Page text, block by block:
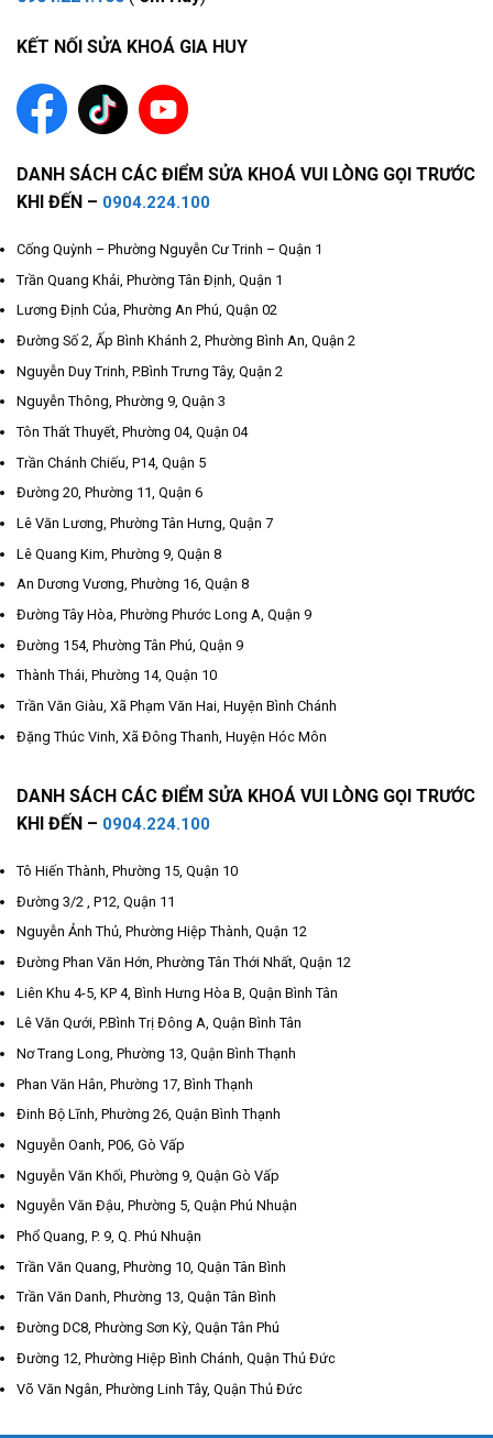
KẾT NỐI SỬA KHOÁ GIA HUY
DANH SÁCH CÁC ĐIỂM SỬA KHOÁ VUI LÒNG GỌI TRƯỚC
KHI ĐẾN – 0904.224.100
Cống Quỳnh – Phường Nguyễn Cư Trinh – Quận 1
Trần Quang Khải, Phường Tân Định, Quận 1
Lương Định Của, Phường An Phú, Quận 02
Đường Số 2, Ấp Bình Khánh 2, Phường Bình An, Quận 2
Nguyễn Duy Trinh, P.Bình Trưng Tây, Quận 2
Nguyễn Thông, Phường 9, Quận 3
Tôn Thất Thuyết, Phường 04, Quận 04
Trần Chánh Chiếu, P14, Quận 5
Đường 20, Phường 11, Quận 6
Lê Văn Lương, Phường Tân Hưng, Quận 7
Lê Quang Kim, Phường 9, Quận 8
An Dương Vương, Phường 16, Quận 8
Đường Tây Hòa, Phường Phước Long A, Quận 9
Đường 154, Phường Tân Phú, Quận 9
Thành Thái, Phường 14, Quận 10
Trần Văn Giàu, Xã Phạm Văn Hai, Huyện Bình Chánh
Đặng Thúc Vinh, Xã Đông Thanh, Huyện Hóc Môn
DANH SÁCH CÁC ĐIỂM SỬA KHOÁ VUI LÒNG GỌI TRƯỚC
KHI ĐẾN – 0904.224.100
Tô Hiến Thành, Phường 15, Quận 10
Đường 3/2 , P12, Quận 11
Nguyễn Ảnh Thủ, Phường Hiệp Thành, Quận 12
Đường Phan Văn Hớn, Phường Tân Thới Nhất, Quận 12
Liên Khu 4-5, KP 4, Bình Hưng Hòa B, Quận Bình Tân
Lê Văn Qưới, P.Bình Trị Đông A, Quận Bình Tân
Nơ Trang Long, Phường 13, Quận Bình Thạnh
Phan Văn Hân, Phường 17, Bình Thạnh
Đinh Bộ Lĩnh, Phường 26, Quận Bình Thạnh
Nguyễn Oanh, P06, Gò Vấp
Nguyễn Văn Khối, Phường 9, Quận Gò Vấp
Nguyễn Văn Đậu, Phường 5, Quận Phú Nhuận
Phổ Quang, P. 9, Q. Phú Nhuận
Trần Văn Quang, Phường 10, Quận Tân Bình
Trần Văn Danh, Phường 13, Quận Tân Bình
Đường DC8, Phường Sơn Kỳ, Quận Tân Phú
Đường 12, Phường Hiệp Bình Chánh, Quận Thủ Đức
Võ Văn Ngân, Phường Linh Tây, Quận Thủ Đức